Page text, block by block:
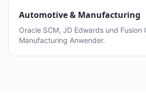
Automotive & Manufacturing
Oracle SCM, JD Edwards und Fusion
Manufacturing Anwender.